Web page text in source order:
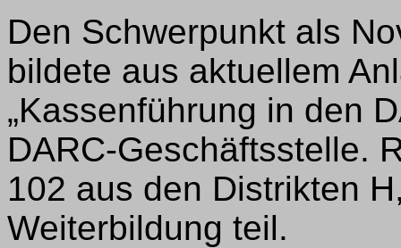
Den Schwerpunkt als
bildete aus aktuellem
„Kassenführung in den
DARC-Geschäftsstelle.
102 aus den Distrikten
Weiterbildung teil.